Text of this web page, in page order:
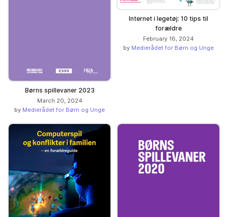
Børns spillevaner 2023
March 20, 2024
by Medierådet for Børn og Unge
Internet i legetøj: 10 tips til
forældre
February 16, 2024
by Medierådet for Børn og Unge